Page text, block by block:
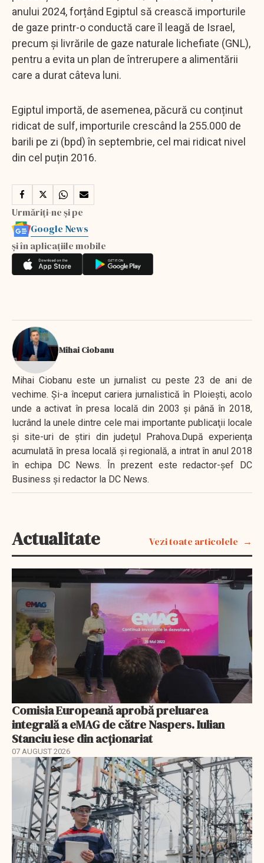
anului 2024, forțând Egiptul să crească importurile
de gaze printr-o conductă care îl leagă de Israel,
precum și livrările de gaze naturale lichefiate (GNL),
pentru a evita un plan de întrerupere a alimentării
care a durat câteva luni.
Egiptul importă, de asemenea, păcură cu conținut
ridicat de sulf, importurile crescând la 255.000 de
barili pe zi (bpd) în septembrie, cel mai ridicat nivel
din cel puțin 2016.
Urmăriți-ne și pe
Google News
și în aplicațiile mobile
Mihai Ciobanu
Mihai Ciobanu este un jurnalist cu peste 23 de ani de
vechime. Şi-a început cariera jurnalistică în Ploieşti, acolo
unde a activat în presa locală din 2003 şi până în 2018,
lucrând la unele dintre cele mai importante publicaţii locale
şi site-uri de ştiri din judeţul Prahova.După experienţa
acumulată în presa locală şi regională, a intrat în anul 2018
în echipa DC News. În prezent este redactor-şef DC
Business şi redactor la DC News.
Actualitate Vezi toate articolele
Comisia Europeană aprobă preluarea
integrală a eMAG de către Naspers. Iulian
Stanciu iese din acționariat
07 AUGUST 2026